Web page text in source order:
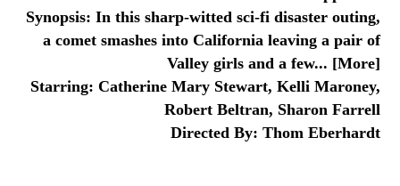
Synopsis: In this sharp-witted sci-fi disaster outing,
a comet smashes into California leaving a pair of
Valley girls and a few... [More]
Starring: Catherine Mary Stewart, Kelli Maroney,
Robert Beltran, Sharon Farrell
Directed By: Thom Eberhardt